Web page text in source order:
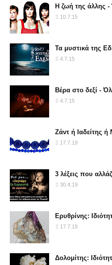
Η ζωή της άλλης -
10.7.15
Τα μυστικά της
4.7.15
Βέρα στο δεξί -
4.7.15
Ζάντ ή Ιαδείτης ή
17.7.19
3 λέξεις που
30.4.19
Ερυθρίνης:
17.7.19
Δολομίτης: